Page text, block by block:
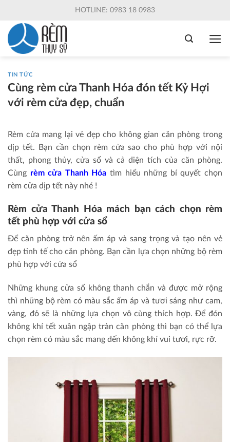
content
HOTLINE: 0983 18 0983
TIN TỨC
Cùng rèm cửa Thanh Hóa đón tết Kỷ Hợi
với rèm cửa đẹp, chuẩn
Rèm cửa mang lại vẻ đẹp cho không gian căn phòng trong
dịp tết. Bạn cần chọn rèm cửa sao cho phù hợp với nội
thất, phong thủy, cửa sổ và cả diện tích của căn phòng.
Cùng rèm cửa Thanh Hóa tìm hiểu những bí quyết chọn
rèm cửa dịp tết này nhé !
Rèm cửa Thanh Hóa mách bạn cách chọn rèm
tết phù hợp với cửa sổ
Để căn phòng trở nên ấm áp và sang trọng và tạo nên vẻ
đẹp tinh tế cho căn phòng. Bạn cần lựa chọn những bộ rèm
phù hợp với cửa sổ
Những khung cửa sổ không thanh chắn và được mở rộng
thì những bộ rèm có màu sắc ấm áp và tươi sáng như cam,
vàng, đỏ sẽ là những lựa chọn vô cùng thích hợp. Để đón
không khí tết xuân ngập tràn căn phòng thì bạn có thể lựa
chọn rèm có màu sắc mang đến không khí vui tươi, rực rỡ.